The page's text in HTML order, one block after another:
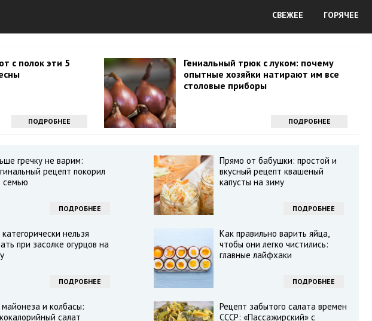
СВЕЖЕЕ ГОРЯЧЕЕ
с полок эти 5
ПОДРОБНЕЕ
Гениальный трюк с луком: почему
опытные хозяйки натирают им все
столовые приборы
ПОДРОБНЕЕ
гречку не варим:
рецепт покорил
семью
ПОДРОБНЕЕ
Прямо от бабушки: простой и
вкусный рецепт квашеный
капусты на зиму
ПОДРОБНЕЕ
нельзя
при засолке огурцов на
ПОДРОБНЕЕ
Как правильно варить яйца,
чтобы они легко чистились:
главные лайфхаки
ПОДРОБНЕЕ
и колбасы:
салат
Рецепт забытого салата времен
СССР: «Пассажирский» с